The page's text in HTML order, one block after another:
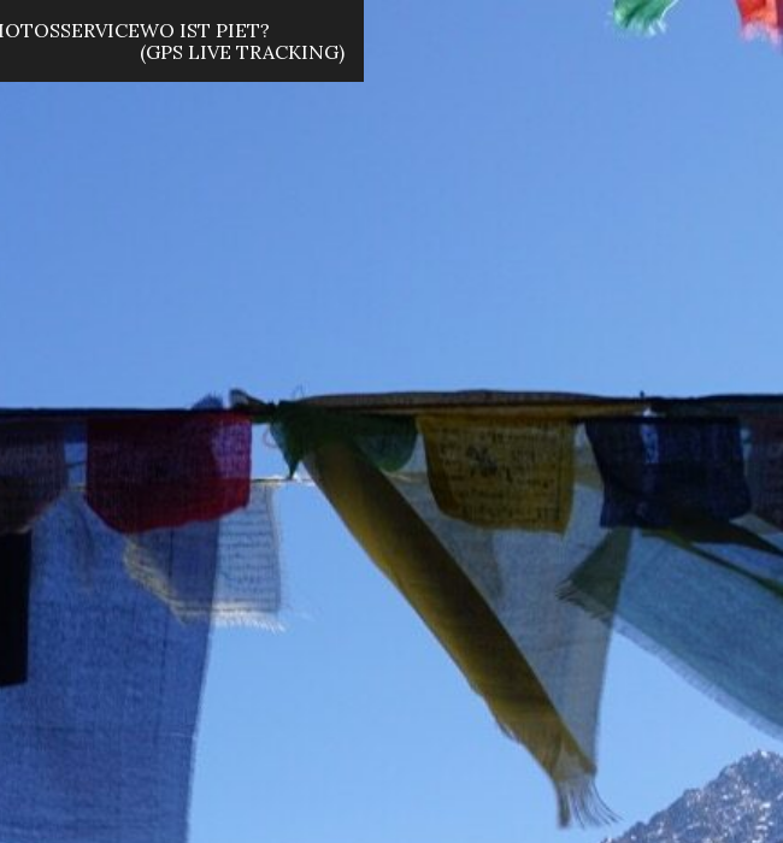
SERVICEWO IST PIET?
(GPS LIVE TRACKING)